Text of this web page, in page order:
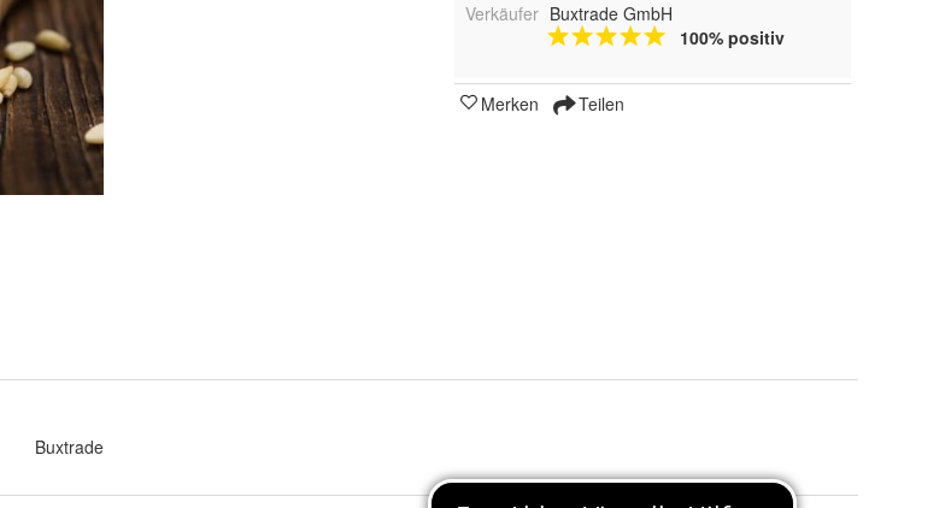
Verkäufer Buxtrade GmbH
100% positiv
Merken Teilen
Buxtrade